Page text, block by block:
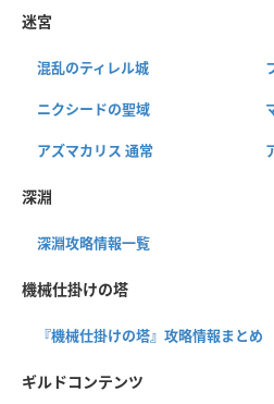
迷宮
混乱のティレル城
ニクシードの聖域
アズマカリス 通常
深淵
深淵攻略情報一覧
機械仕掛けの塔
『機械仕掛けの塔』攻略情報まとめ
ギルドコンテンツ